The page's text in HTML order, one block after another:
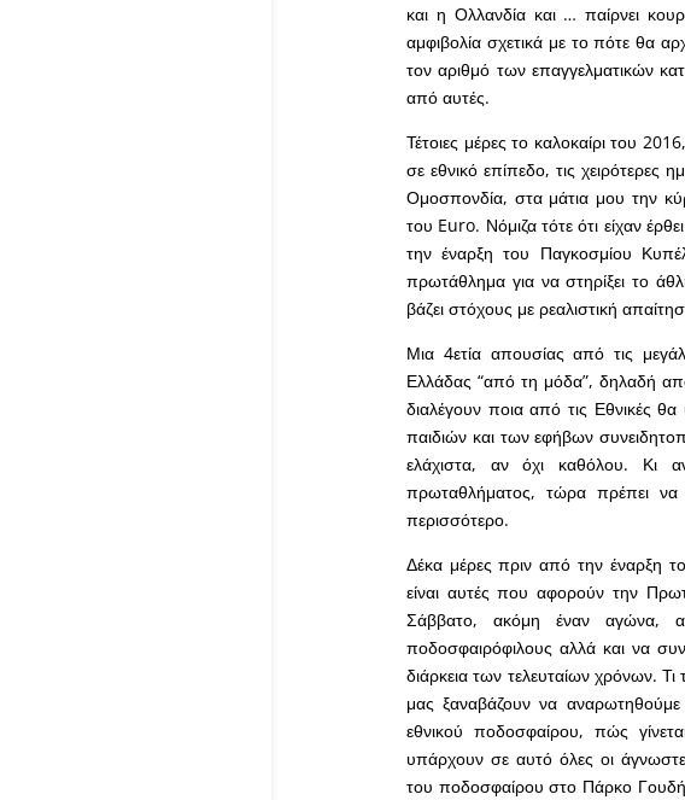
και η Ολλανδία και … παίρνει
αμφιβολία σχετικά με το πότε θα
τον αριθμό των επαγγελματικών
από αυτές.
Τέτοιες μέρες το καλοκαίρι του
σε εθνικό επίπεδο, τις χειρότερες
Ομοσπονδία, στα μάτια μου την
του Euro. Νόμιζα τότε ότι είχαν
την έναρξη του Παγκοσμίου
πρωτάθλημα για να στηρίξει το
βάζει στόχους με ρεαλιστική
Μια 4ετία απουσίας από τις
Ελλάδας “από τη μόδα”, δηλαδή
διαλέγουν ποια από τις Εθνικές
παιδιών και των εφήβων
ελάχιστα, αν όχι καθόλου. Κι
πρωταθλήματος, τώρα πρέπει να
περισσότερο.
Δέκα μέρες πριν από την έναρξη
είναι αυτές που αφορούν την
Σάββατο, ακόμη έναν αγώνα,
ποδοσφαιρόφιλους αλλά και να
διάρκεια των τελευταίων χρόνων. Τι
μας ξαναβάζουν να αναρωτηθούμε
εθνικού ποδοσφαίρου, πώς
υπάρχουν σε αυτό όλες οι
του ποδοσφαίρου στο Πάρκο Γουδή